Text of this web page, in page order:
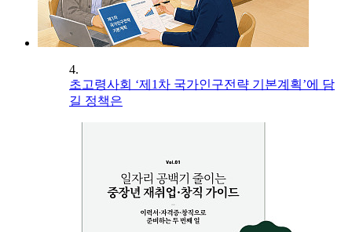
4.
초고령사회 ‘제1차 국가인구전략 기본계획’에 담
길 정책은